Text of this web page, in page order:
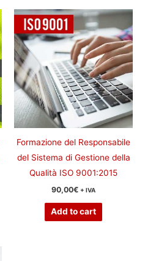
Formazione del Responsabile
del Sistema di Gestione della
Qualità ISO 9001:2015
90,00€ + IVA
Add to cart